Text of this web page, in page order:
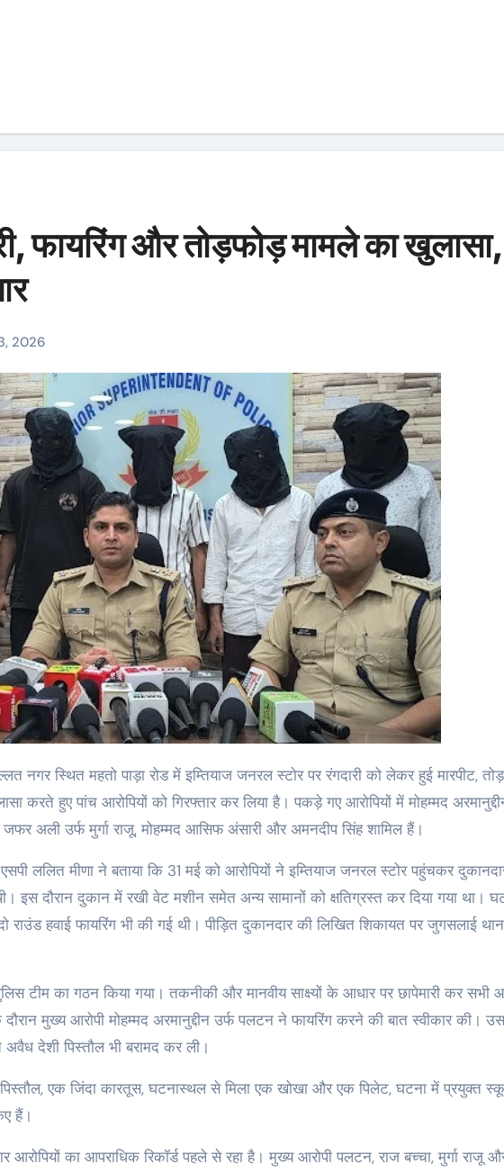
फायरिंग और तोड़फोड़ मामले का खुलासा,
2026
करते हुए पांच आरोपियों को गिरफ्तार कर लिया है। पकड़े गए आरोपियों में मोहम्मद
अली उर्फ मुर्गा राजू, मोहम्मद आसिफ अंसारी और अमनदीप सिंह शामिल हैं।
ललित मीणा ने बताया कि 31 मई को आरोपियों ने इम्तियाज जनरल स्टोर पहुंचकर
इस दौरान दुकान में रखी वेट मशीन समेत अन्य सामानों को क्षतिग्रस्त कर दिया गया था।
राउंड हवाई फायरिंग भी की गई थी। पीड़ित दुकानदार की लिखित शिकायत पर जुगसलाई
टीम का गठन किया गया। तकनीकी और मानवीय साक्ष्यों के आधार पर छापेमारी कर सभी
मुख्य आरोपी मोहम्मद अरमानुद्दीन उर्फ पलटन ने फायरिंग करने की बात स्वीकार की।
देशी पिस्तौल भी बरामद कर ली।
एक जिंदा कारतूस, घटनास्थल से मिला एक खोखा और एक पिलेट, घटना में प्रयुक्त
हैं।
आरोपियों का आपराधिक रिकॉर्ड पहले से रहा है। मुख्य आरोपी पलटन, राज बच्चा, मुर्गा राजू